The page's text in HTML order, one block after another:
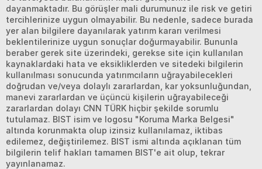
dayanmaktadır. Bu görüşler mali durumunuz ile risk ve getiri
tercihlerinize uygun olmayabilir. Bu nedenle, sadece burada
yer alan bilgilere dayanılarak yatırım kararı verilmesi
beklentilerinize uygun sonuçlar doğurmayabilir. Bununla
beraber gerek site üzerindeki, gerekse site için kullanılan
kaynaklardaki hata ve eksikliklerden ve sitedeki bilgilerin
kullanılması sonucunda yatırımcıların uğrayabilecekleri
doğrudan ve/veya dolaylı zararlardan, kar yoksunluğundan,
manevi zararlardan ve üçüncü kişilerin uğrayabileceği
zararlardan dolayı CNN TÜRK hiçbir şekilde sorumlu
tutulamaz. BIST isim ve logosu "Koruma Marka Belgesi"
altında korunmakta olup izinsiz kullanılamaz, iktibas
edilemez, değiştirilemez. BIST ismi altında açıklanan tüm
bilgilerin telif hakları tamamen BIST'e ait olup, tekrar
yayınlanamaz.